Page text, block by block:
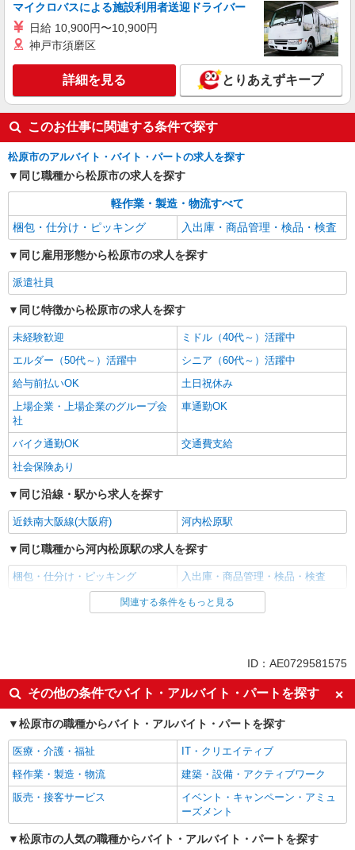
キープ 詳細を見る
マイクロバスによる施設利用者送迎ドライバー
日給 10,900円〜10,900円
神戸市須磨区
詳細を見る とりあえずキープ
このお仕事に関連する条件で探す
松原市のアルバイト・バイト・パートの求人を探す
同じ職種から松原市の求人を探す
軽作業・製造・物流すべて
梱包・仕分け・ピッキング
入出庫・商品管理・検品・検査
同じ雇用形態から松原市の求人を探す
派遣社員
同じ特徴から松原市の求人を探す
未経験歓迎
ミドル（40代～）活躍中
エルダー（50代～）活躍中
シニア（60代～）活躍中
給与前払いOK
土日祝休み
上場企業・上場企業のグループ会
社
車通勤OK
バイク通勤OK
交通費支給
社会保険あり
同じ沿線・駅から求人を探す
近鉄南大阪線(大阪府) 河内松原駅
同じ職種から河内松原駅の求人を探す
梱包・仕分け・ピッキング 入出庫・商品管理・検品・検査
同じ雇用形態から河内松原駅の求人を探す
未経験歓迎
ミドル（40代～）活躍中
エルダー（50代～）活躍中
シニア（60代～）活躍中
給与前払いOK
土日祝休み
上場企業・上場企業のグループ会
社
車通勤OK
バイク通勤OK
交通費支給
同じ職種から求人を探す
関連する条件をもっと見る
ID：AE0729581575
その他の条件でバイト・アルバイト・パートを探す
松原市の職種からバイト・アルバイト・パートを探す
医療・介護・福祉
IT・クリエイティブ
軽作業・製造・物流
建築・設備・アクティブワーク
販売・接客サービス
イベント・キャンペーン・アミュ
ーズメント
松原市の人気の職種からバイト・アルバイト・パートを探す